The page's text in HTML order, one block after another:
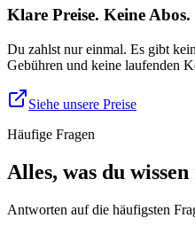
Klare Preise. Keine Abos.
Du zahlst nur einmal. Es gibt
Gebühren und keine laufenden
Siehe unsere Preise
Häufige Fragen
Alles, was du wissen
Antworten auf die häufigsten